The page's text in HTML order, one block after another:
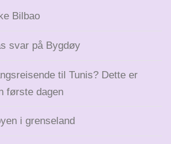
Bilbao
svar på Bygdøy
til Tunis? Dette er
første dagen
i grenseland